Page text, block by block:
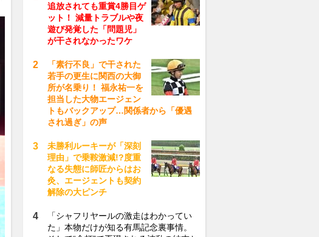
追放されても重賞4勝目ゲ
ット！ 減量トラブルや夜
遊び発覚した「問題児」
が干されなかったワケ
「素行不良」で干された
若手の更生に関西の大御
所が名乗り！ 福永祐一を
担当した大物エージェン
トもバックアップ…関係者から「優遇
され過ぎ」の声
未勝利ルーキーが「深刻
理由」で乗鞍激減!?度重
なる失態に師匠からはお
灸、エージェントも契約
解除の大ピンチ
「シャフリヤールの激走はわかってい
た」本物だけが知る有馬記念裏事情。